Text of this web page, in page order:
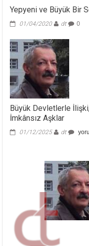
Yepyeni ve Büyük Bir
01/04/2020 dt 0
Büyük Devletlerle
İmkânsız Aşklar
01/12/2025 dt
İlişki
ve
için